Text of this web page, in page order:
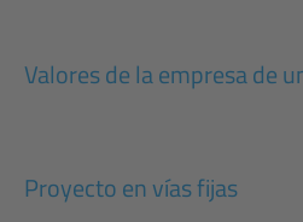
Valores de la empresa de
Proyecto en vías fijas